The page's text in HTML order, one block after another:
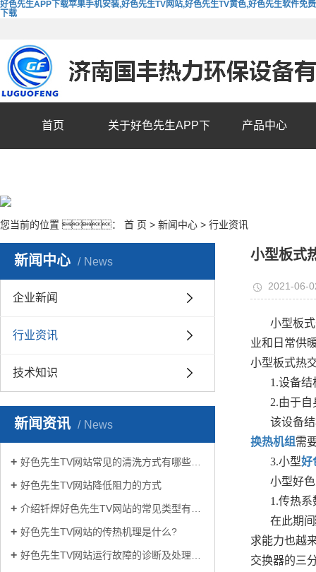
好色先生APP下载苹果手机安装,好色先生TV网站,好色先生TV黄色,好色先生软件免费
下载
首页 关于好色先生APP下 产品中心
您当前的位置 ： 首 页 > 新闻中心 > 行业资讯
新闻中心 News
企业新闻
行业资讯
技术知识
新闻资讯 News
好色先生TV网站常见的清洗方式有哪些？
好色先生TV网站降低阻力的方式
介绍钎焊好色先生TV网站的常见类型有哪些
好色先生TV网站的传热机理是什么?
好色先生TV网站运行故障的诊断及处理方法
小型板式
2021-06-
小型板
业和日常
小型板式热
1.设备
2.由于
该设备
换热机组 需
3.小型好
小型好
1.传热
在此期
求能力也越
交换器的